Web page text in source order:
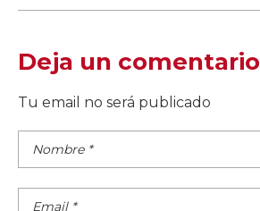
Deja un comentario
Tu email no será publicado